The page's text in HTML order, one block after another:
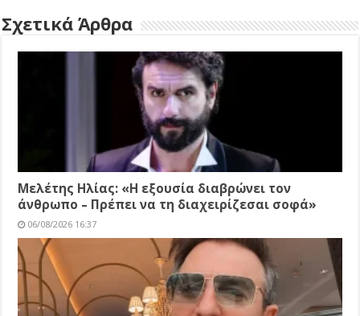
Σχετικά Άρθρα
Μελέτης Ηλίας: «Η εξουσία διαβρώνει τον
άνθρωπο – Πρέπει να τη διαχειρίζεσαι σοφά»
06/08/2026 16:37